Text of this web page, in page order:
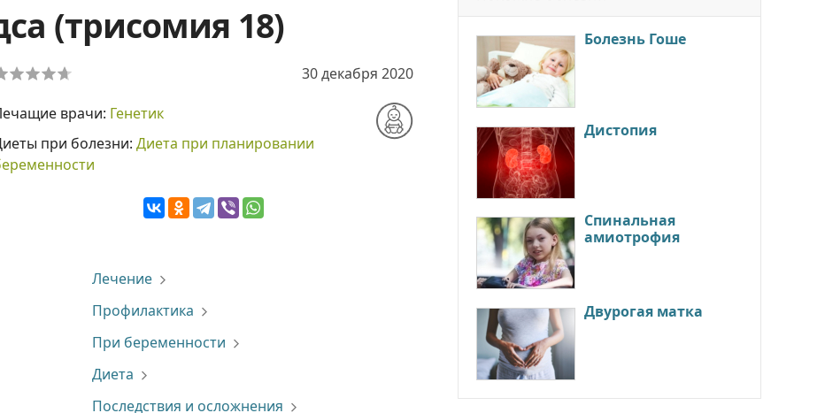
(трисомия 18)
30 декабря 2020
врачи: Генетик
при болезни: Диета при планировании
Лечение
Профилактика
При беременности
Диета
Последствия и осложнения
Болезнь Гоше
Дистопия
Cпинальная
амиотрофия
Двурогая матка